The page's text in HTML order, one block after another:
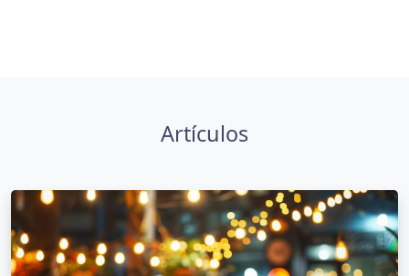
Artículos